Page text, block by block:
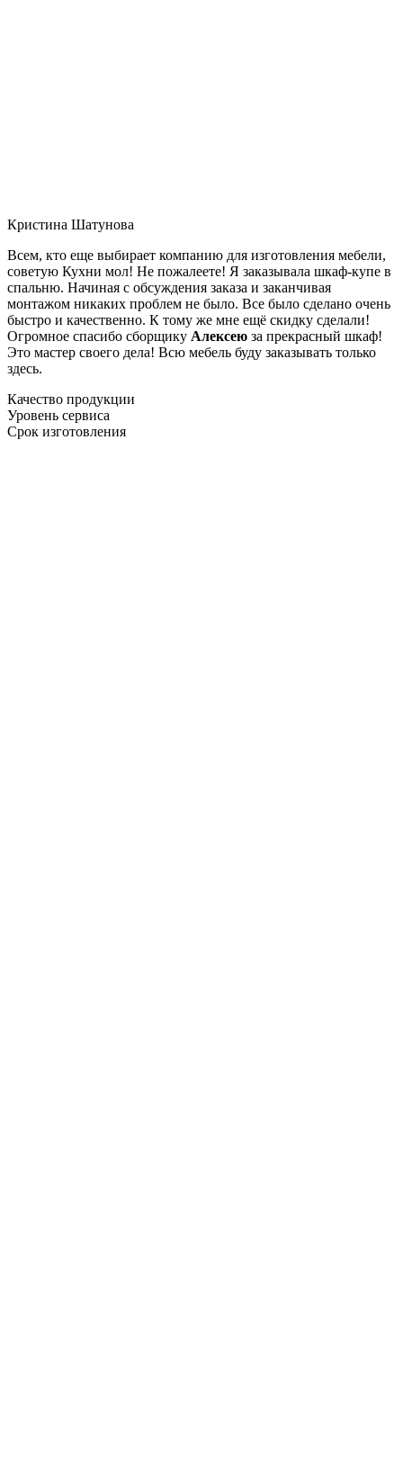
Кристина Шатунова
Всем, кто еще выбирает компанию для изготовления мебели,
советую Кухни мол! Не пожалеете! Я заказывала шкаф-купе в
спальню. Начиная с обсуждения заказа и заканчивая
монтажом никаких проблем не было. Все было сделано очень
быстро и качественно. К тому же мне ещё скидку сделали!
Огромное спасибо сборщику Алексею за прекрасный шкаф!
Это мастер своего дела! Всю мебель буду заказывать только
здесь.
Качество продукции
Уровень сервиса
Срок изготовления